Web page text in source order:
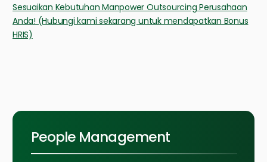
Sesuaikan Kebutuhan Manpower Outsourcing Perusahaan
Anda! (Hubungi kami sekarang untuk mendapatkan Bonus
HRIS)
People Management